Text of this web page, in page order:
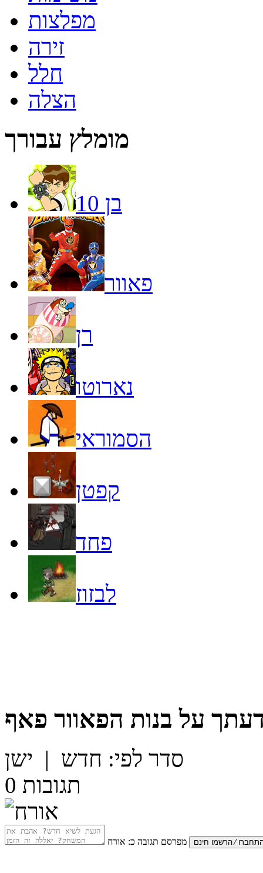
מפלצות
זירה
חלל
הצלה
מומלץ עבורך
בן 10
פאוור
רן
נארוטו
הסמוראי
קפטן
פחד
לבזוז
על בנות הפאוור פאף
סדר לפי: חדש | ישן
0 תגובות
מפרסם תגובה כ: אורח